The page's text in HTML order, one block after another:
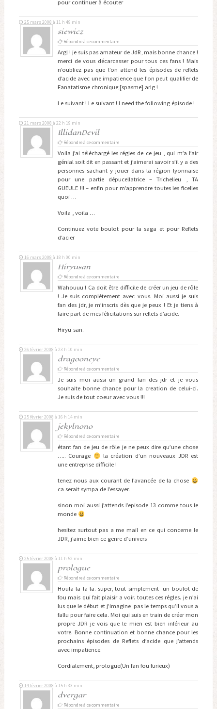
pour continuer à écouter
siewicz
25 mars 2008 à 11 h 49 min
Répondre à ce commentaire
Argl ! je suis pas amateur de JdR, mais bonne chance !
merci de vous décarcasser pour tous ces fans ! Mais
n’oubliez pas que l’on attend les épisodes de reflets
d’acide avec une impatience que l’on peut qualifier de
Fanatatisme chronique;[spasme] arlg !
Le suivant ! Le suivant ! I need the following épisode !
IllidanDevil
21 mars 2008 à 22 h 19 min
Répondre à ce commentaire
Voila j’ai téléchargé les régles de ce jeu , qui m’a l’air
génial soit dit en passant et j’aimerai savoir s’il y a des
personnes sachant y jouer dans la région lyonnaise
pour une partie dépucellatrice – Trichelieu , TA
GUEULE !!! – enfin pour m’apprendre toutes les ficelles
quoi …
Voila , voila …
Continuez vote boulot pour la saga et pour Reflets
d’acier
Hiryusan
16 mars 2008 à 18 h 00 min
Répondre à ce commentaire
Wahouuu ! Ca doit être difficile de créer un jeu de rôle
! Je suis complètement avec vous. Moi aussi je suis
fan des jdr, je m’inscris dès que je peux ! Et je tiens à
faire part de mes félicitations sur reflets d’acide.
Hiryu-san.
dragooneye
26 février 2008 à 23 h 10 min
Répondre à ce commentaire
Je suis moi aussi un grand fan des jdr et je vous
souhaite bonne chance pour la creation de celui-ci.
Je suis de tout coeur avec vous !!!
jekylnono
25 février 2008 à 16 h 14 min
Répondre à ce commentaire
étant fan de jeu de rôle je ne peux dire qu’une chose
….. Courage
la création d’un nouveaux JDR est
une entreprise difficile !
tenez nous aux courant de l’avancée de la chose
ca serait sympa de l’essayer.
sinon moi aussi j’attends l’episode 13 comme tous le
monde
hesitez surtout pas a me mail en ce qui concerne le
JDR, j’aime bien ce genre d’univers
prologue
25 février 2008 à 11 h 52 min
Répondre à ce commentaire
Houla la la la. super, tout simplement un boulot de
fou mais qui fait plaisir a voir. toutes ces régles. je n’ai
lus que le début et j’imagine pas le temps qu’il vous a
fallu pour faire cela. Moi qui suis en train de créer mon
propre JDR je vois que le mien est bien inférieur au
votre. Bonne continuation et bonne chance pour les
prochains épisodes de Reflets d’acide que j’attends
avec impatience.
Cordialement, prologue(Un fan fou furieux)
dvergar
14 février 2008 à 15 h 33 min
Répondre à ce commentaire